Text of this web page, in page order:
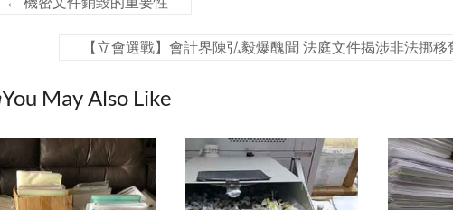
【立會選戰】會計界陳弘毅爆醜聞 法庭文件揭涉非法挪移
You May Also Like